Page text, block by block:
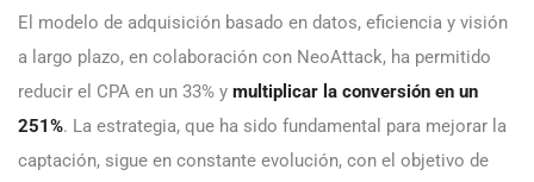
El modelo de adquisición basado en datos, eficiencia y visión
a largo plazo, en colaboración con NeoAttack, ha permitido
reducir el CPA en un 33% y multiplicar la conversión en un
251%. La estrategia, que ha sido fundamental para mejorar la
captación, sigue en constante evolución, con el objetivo de